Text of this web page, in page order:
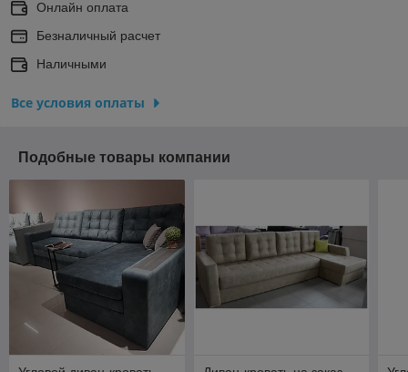
Онлайн оплата
Безналичный расчет
Наличными
Все условия оплаты
Подобные товары компании